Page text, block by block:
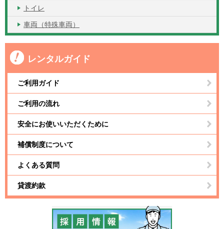
トイレ
車両（特殊車両）
レンタルガイド
ご利用ガイド
ご利用の流れ
安全にお使いいただくために
補償制度について
よくある質問
貸渡約款